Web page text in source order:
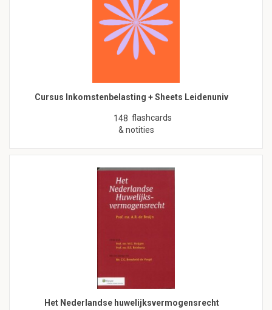
Cursus Inkomstenbelasting + Sheets Leidenuniv
148 flashcards
& notities
Het Nederlandse huwelijksvermogensrecht